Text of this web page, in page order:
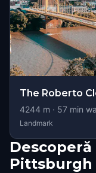
The Roberto
4244 m · 57 min
Landmark
Pittsburgh